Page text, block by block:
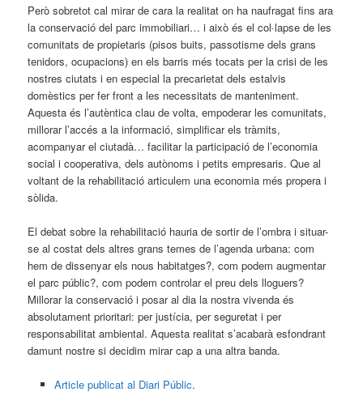
Però sobretot cal mirar de cara la realitat on ha naufragat fins ara
la conservació del parc immobiliari… i això és el col·lapse de les
comunitats de propietaris (pisos buits, passotisme dels grans
tenidors, ocupacions) en els barris més tocats per la crisi de les
nostres ciutats i en especial la precarietat dels estalvis
domèstics per fer front a les necessitats de manteniment.
Aquesta és l’autèntica clau de volta, empoderar les comunitats,
millorar l’accés a la informació, simplificar els tràmits,
acompanyar el ciutadà… facilitar la participació de l’economia
social i cooperativa, dels autònoms i petits empresaris. Que al
voltant de la rehabilitació articulem una economia més propera i
sòlida.
El debat sobre la rehabilitació hauria de sortir de l’ombra i situar-
se al costat dels altres grans temes de l’agenda urbana: com
hem de dissenyar els nous habitatges?, com podem augmentar
el parc públic?, com podem controlar el preu dels lloguers?
Millorar la conservació i posar al dia la nostra vivenda és
absolutament prioritari: per justícia, per seguretat i per
responsabilitat ambiental. Aquesta realitat s’acabarà esfondrant
damunt nostre si decidim mirar cap a una altra banda.
Article publicat al Diari Públic.